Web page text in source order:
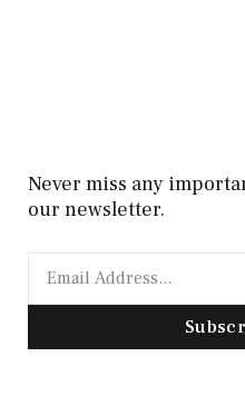
Never miss any
our newsletter.